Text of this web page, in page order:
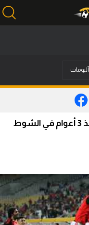
ألبومات
منتخب مصر يحقق ما لم يفعله منذ 3 أعوام في الشوط